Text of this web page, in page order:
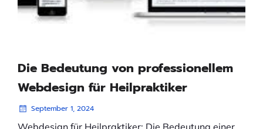
Die Bedeutung von professionellem
Webdesign für Heilpraktiker
September 1, 2024
Webdesign für Heilpraktiker: Die Bedeutung einer